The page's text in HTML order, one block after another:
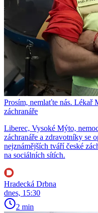
Prosím, nemlaťte nás. Lékař
záchranáře
Liberec, Vysoké Mýto,
záchranáře a zdravotníky se
nejznámějších tváří české
na sociálních sítích.
Hradecká Drbna
dnes, 15:30
2 min